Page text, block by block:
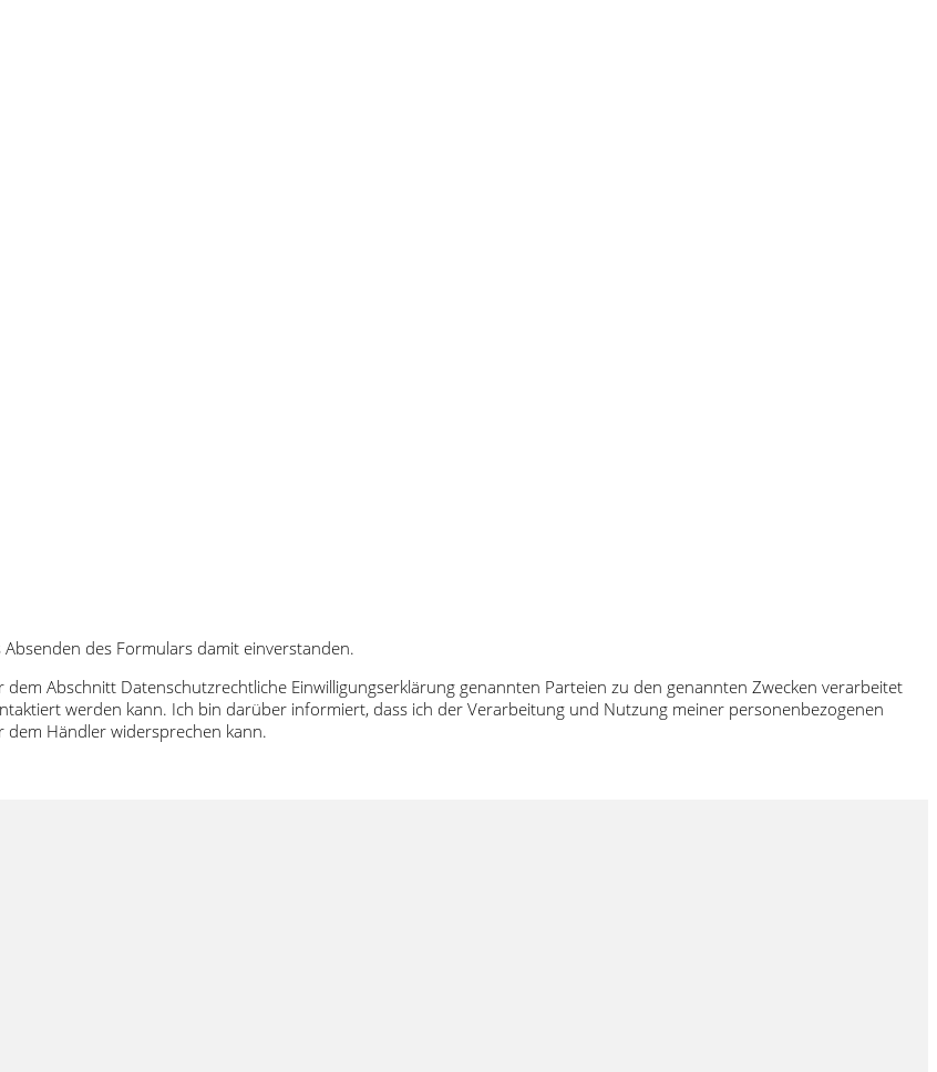
des Formulars damit einverstanden.
Abschnitt Datenschutzrechtliche Einwilligungserklärung genannten Parteien zu den genannten Zwecken verarbeitet
werden kann. Ich bin darüber informiert, dass ich der Verarbeitung und Nutzung meiner personenbezogenen
Händler widersprechen kann.